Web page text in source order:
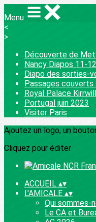
Menu
<
>
Découverte de
Nancy Diapos 11-
Diapo des sorties-
Passages
Royal Palace
Portugal juin 2023
Visiter Paris
Ajoutez un logo, un
Cliquez pour éditer
ACCUEIL ▴▾
L'AMICALE ▴▾
Qui sommes-
Le CA et